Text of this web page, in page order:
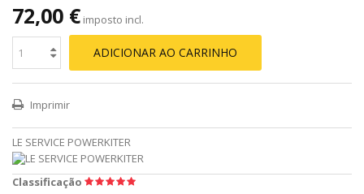
72,00 € imposto incl.
ADICIONAR AO CARRINHO
Imprimir
LE SERVICE POWERKITER
Classificação